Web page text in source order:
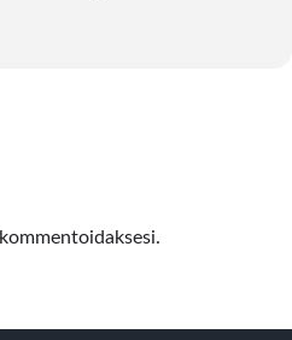
kommentoidaksesi.